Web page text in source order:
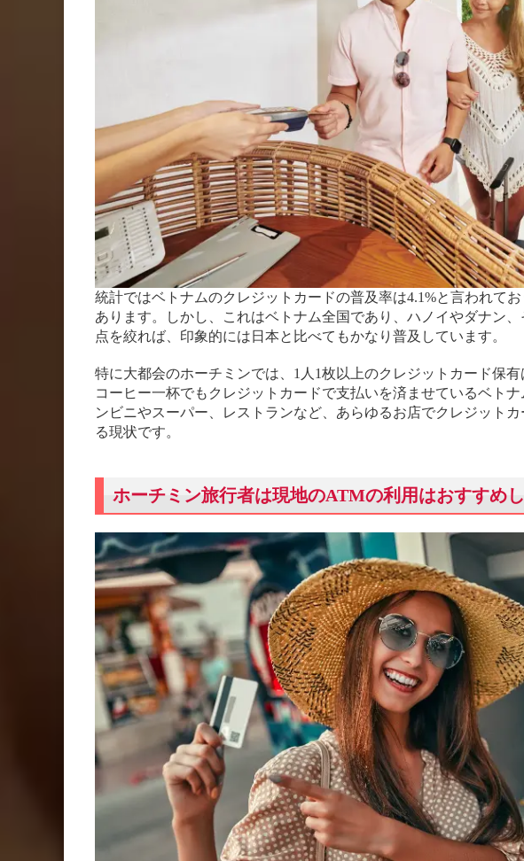
統計ではベトナムのクレジットカードの普及率は4.1%と言われて
あります。しかし、これはベトナム全国であり、ハノイやダナン
点を絞れば、印象的には日本と比べてもかなり普及しています。
特に大都会のホーチミンでは、1人1枚以上のクレジットカード保
コーヒー一杯でもクレジットカードで支払いを済ませているベト
ンビニやスーパー、レストランなど、あらゆるお店でクレジット
る現状です。
ホーチミン旅行者は現地のATMの利用はおすすめ